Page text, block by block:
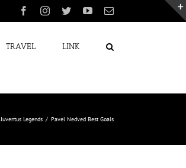
FacebookInstagram
TwitterYouTube
電
ル
TRAVEL LINK
Juventus Legends / Pavel Nedved Best Goals